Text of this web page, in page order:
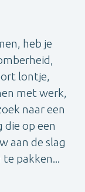
heb je
lontje,
met werk,
naar een
op een
aan de slag
pakken...